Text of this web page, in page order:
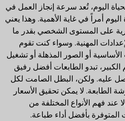
اليوم، تُعد سرعة إنجاز العمل في
أمراً في غاية الأهمية. وهذا يعني
على المستوى الشخصي بقدر ما
المهنية. وسواء كنت تقوم
أو الصور المذهلة أو تشغيل
الكبير، تبدو الطابعات أفضل رفيق
عليه. ولكن، البطل الصامت لكل
لا يمكن تحقيق الأسعار
عند فهم الأنواع المختلفة من
بأفضل أداء طباعة.